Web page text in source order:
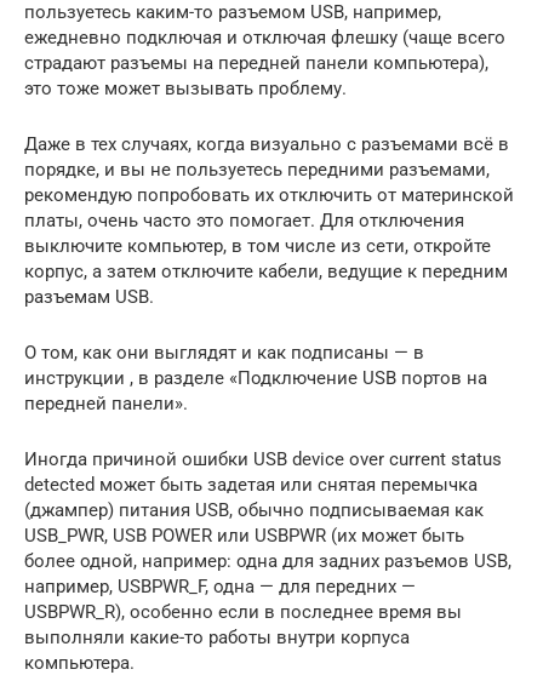
пользуетесь каким-то разъемом USB, например,
ежедневно подключая и отключая флешку (чаще всего
страдают разъемы на передней панели компьютера),
это тоже может вызывать проблему.
Даже в тех случаях, когда визуально с разъемами всё в
порядке, и вы не пользуетесь передними разъемами,
рекомендую попробовать их отключить от материнской
платы, очень часто это помогает. Для отключения
выключите компьютер, в том числе из сети, откройте
корпус, а затем отключите кабели, ведущие к передним
разъемам USB.
О том, как они выглядят и как подписаны — в
инструкции , в разделе «Подключение USB портов на
передней панели».
Иногда причиной ошибки USB device over current status
detected может быть задетая или снятая перемычка
(джампер) питания USB, обычно подписываемая как
USB_PWR, USB POWER или USBPWR (их может быть
более одной, например: одна для задних разъемов USB,
например, USBPWR_F, одна — для передних —
USBPWR_R), особенно если в последнее время вы
выполняли какие-то работы внутри корпуса
компьютера.